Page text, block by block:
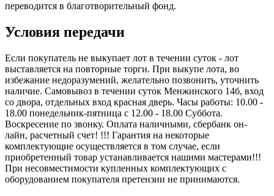
переводится в благотворительный фонд.
Условия передачи
Если покупатель не выкупает лот в течении суток - лот
выставляется на повторные торги. При выкупе лота, во
избежание недоразумений, желательно позвонить, уточнить
наличие. Самовывоз в течении суток Менжинского 14б, вход
со двора, отдельных вход красная дверь. Часы работы: 10.00 -
18.00 понедельник-пятница с 12.00 - 18.00 Суббота.
Воскресение по звонку. Оплата наличными, сбербанк он-
лайн, расчетный счет! !!! Гарантия на некоторые
комплектующие осуществляется в том случае, если
приобретенный товар устанавливается нашими мастерами!!!
При несовместимости купленных комплектующих с
оборудованием покупателя претензии не принимаются.